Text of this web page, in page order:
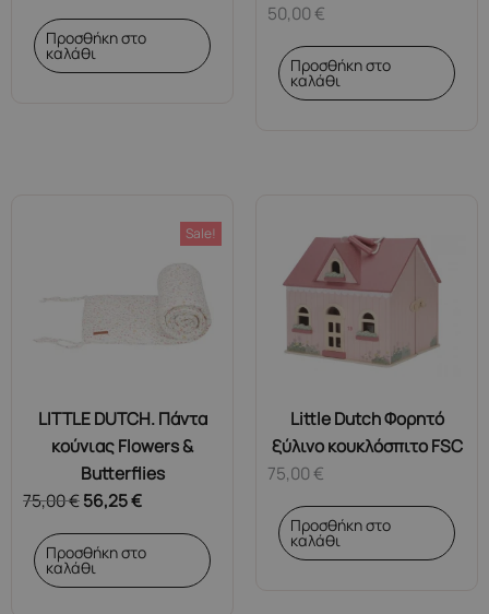
Προσθήκη στο
καλάθι
50,00€
Προσθήκη στο
καλάθι
Sale!
LITTLE DUTCH. Πάντα
κούνιας Flowers &
Butterflies
75,00€56,25€
Προσθήκη στο
καλάθι
Little Dutch Φορητό
ξύλινο κουκλόσπιτο FSC
75,00€
Προσθήκη στο
καλάθι